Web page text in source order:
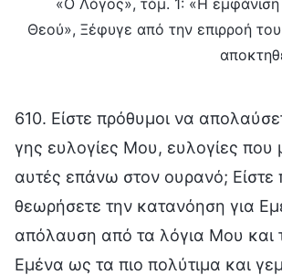
Θεού», Ξέφυγε από την επιρροή
610. Είστε πρόθυμοι να
γης ευλογίες Μου, ευλογίες που
αυτές επάνω στον ουρανό; Είστε
θεωρήσετε την κατανόηση για
απόλαυση από τα λόγια Μου και
Εμένα ως τα πιο πολύτιμα και